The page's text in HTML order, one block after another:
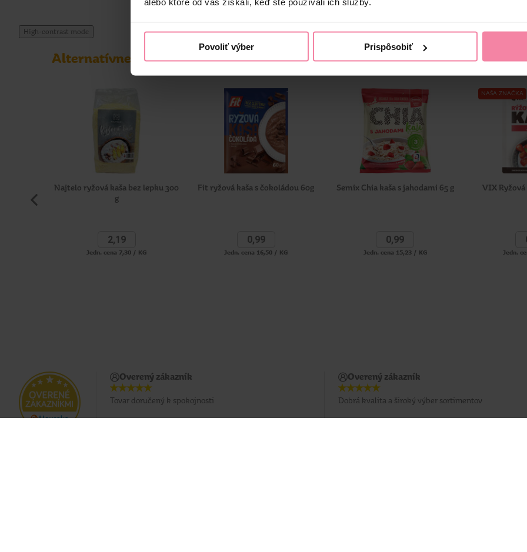
Povoliť výber Prispôsobiť
High-contrast mode
Alternatívne produkty
Najtelo ryžová kaša bez lepku 300
g
2,19
Jedn. cena 7,30 / KG
Fit ryžová kaša s čokoládou 60g
0,99
Jedn. cena 16,50 / KG
Semix Chia kaša s jahodami 65 g
0,99
Jedn. cena 15,23 / KG
NAŠA ZNAČKA
VIX Ryžová
Jedn.
Overený zákazník
Tovar doručený k spokojnosti
Overený zákazník
Dobrá kvalita a široký výber sortimentov